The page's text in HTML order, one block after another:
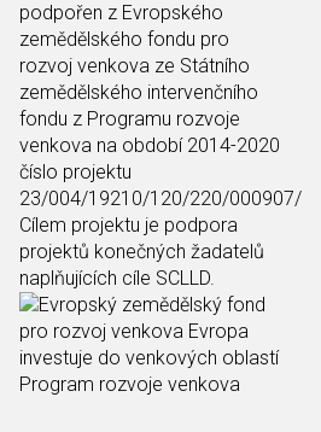
podpořen z Evropského
zemědělského fondu pro
rozvoj venkova ze Státního
zemědělského intervenčního
fondu z Programu rozvoje
venkova na období 2014-2020
číslo projektu
23/004/19210/120/220/000907/
Cílem projektu je podpora
projektů konečných žadatelů
naplňujících cíle SCLLD.